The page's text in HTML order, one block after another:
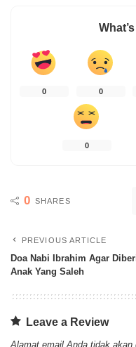
0 0
0
0 SHARES
PREVIOUS ARTICLE
Doa Nabi Ibrahim Agar
Anak Yang Saleh
Leave a Review
Alamat email Anda tidak akan